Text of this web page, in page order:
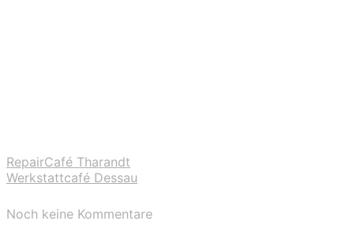
RepairCafé Tharandt
Werkstattcafé Dessau
Noch keine Kommentare